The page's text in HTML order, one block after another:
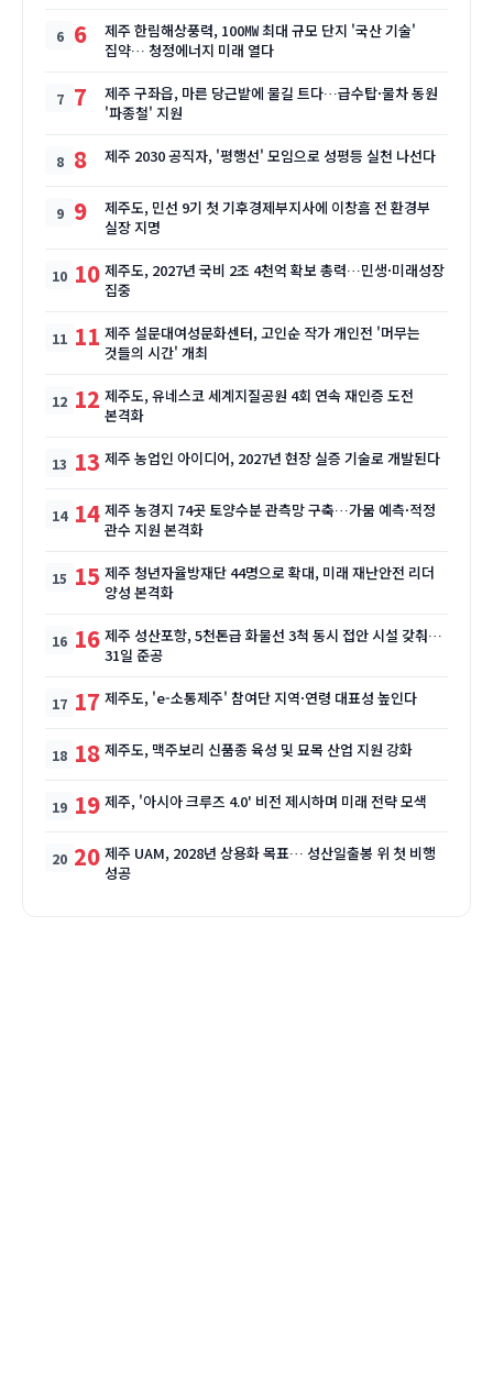
6
제주 한림해상풍력, 100㎿ 최대 규모 단지 '국산 기술'
집약… 청정에너지 미래 열다
7
제주 구좌읍, 마른 당근밭에 물길 트다…급수탑·물차 동원
'파종철' 지원
8 제주 2030 공직자, '평행선' 모임으로 성평등 실천 나선다
9
제주도, 민선 9기 첫 기후경제부지사에 이창흠 전 환경부
실장 지명
10 제주도, 2027년 국비 2조 4천억 확보 총력…민생·미래성장
집중
11 제주 설문대여성문화센터, 고인순 작가 개인전 '머무는
것들의 시간' 개최
12 제주도, 유네스코 세계지질공원 4회 연속 재인증 도전
본격화
13 제주 농업인 아이디어, 2027년 현장 실증 기술로 개발된다
14 제주 농경지 74곳 토양수분 관측망 구축…가뭄 예측·적정
관수 지원 본격화
15 제주 청년자율방재단 44명으로 확대, 미래 재난안전 리더
양성 본격화
16 제주 성산포항, 5천톤급 화물선 3척 동시 접안 시설 갖춰…
31일 준공
17 제주도, 'e-소통제주' 참여단 지역·연령 대표성 높인다
18 제주도, 맥주보리 신품종 육성 및 묘목 산업 지원 강화
19 제주, '아시아 크루즈 4.0' 비전 제시하며 미래 전략 모색
20 제주 UAM, 2028년 상용화 목표… 성산일출봉 위 첫 비행
성공